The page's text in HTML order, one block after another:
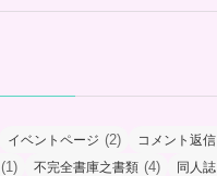
イベントページ (2) コメント返信
(1) 不完全書庫之書類 (4) 同人誌